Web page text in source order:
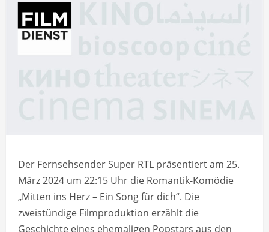
Der Fernsehsender Super RTL präsentiert am 25.
März 2024 um 22:15 Uhr die Romantik-Komödie
„Mitten ins Herz – Ein Song für dich“. Die
zweistündige Filmproduktion erzählt die
Geschichte eines ehemaligen Popstars aus den